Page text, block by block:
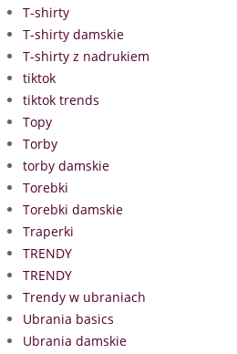
T-shirty
T-shirty damskie
T-shirty z nadrukiem
tiktok
tiktok trends
Topy
Torby
torby damskie
Torebki
Torebki damskie
Traperki
TRENDY
TRENDY
Trendy w ubraniach
Ubrania basics
Ubrania damskie